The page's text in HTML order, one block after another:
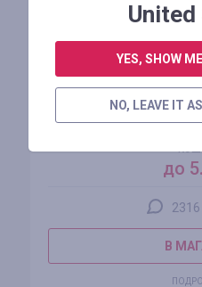
до
В
YES, SHOW
NO, LEAVE IT